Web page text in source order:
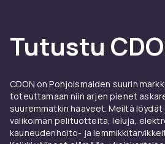
Tutustu
CDON on Pohjoismaiden suurin
toteuttamaan niin arjen pienet
suuremmatkin haaveet. Meiltä
valikoiman pelituotteita, leluja,
kauneudenhoito- ja